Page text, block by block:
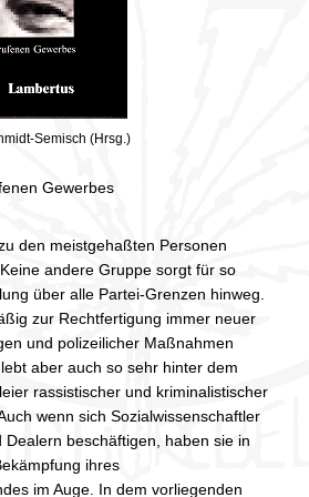
Semisch (Hrsg.)
Gewerbes
den meistgehaßten Personen
andere Gruppe sorgt für so
über alle Partei-Grenzen hinweg.
zur Rechtfertigung immer neuer
und polizeilicher Maßnahmen
aber auch so sehr hinter dem
rassistischer und kriminalistischer
wenn sich Sozialwissenschaftler
Dealern beschäftigen, haben sie in
ihres
im Auge. In dem vorliegenden